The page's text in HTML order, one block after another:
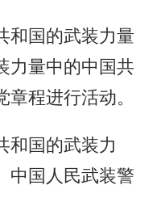
国的武装力量
力量中的中国共
程进行活动。
国的武装力
中国人民武装警